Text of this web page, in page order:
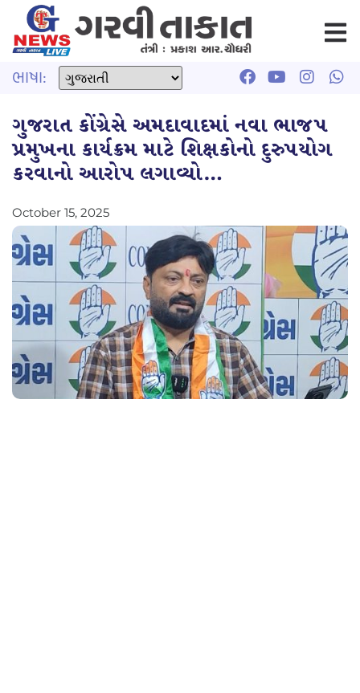
ભાષા:
ગુજરાત કોંગ્રેસે અમદાવાદમાં નવા ભાજપ
પ્રમુખના કાર્યક્રમ માટે શિક્ષકોનો દુરુપયોગ
કરવાનો આરોપ લગાવ્યો…
October 15, 2025